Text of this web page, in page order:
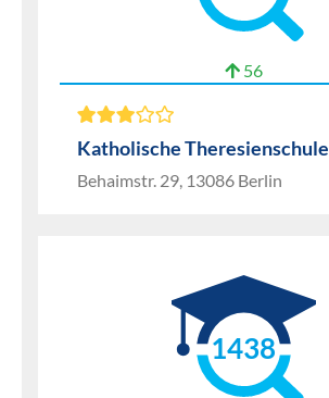
56
Katholische Theresienschule
Behaimstr. 29, 13086 Berlin
1438